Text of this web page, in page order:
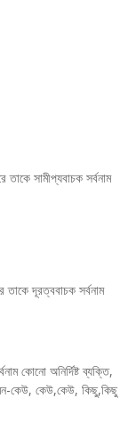
তাকে সামীপ্যবাচক সর্বনাম
তাকে দূরত্ববাচক সর্বনাম
কোনো অনির্দিষ্ট ব্যক্তি,
কেউ, কেউ,কেউ, কিছু,কিছু